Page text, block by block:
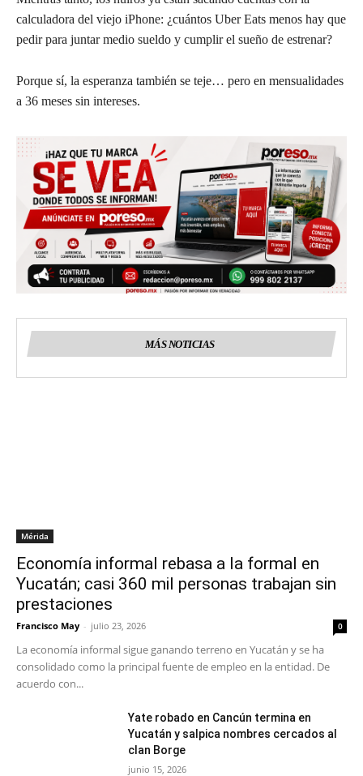
calculadora del viejo iPhone: ¿cuántos Uber Eats menos hay que
pedir para juntar medio sueldo y cumplir el sueño de estrenar?
Porque sí, la esperanza también se teje… pero en mensualidades
a 36 meses sin intereses.
MÁS NOTICIAS
Mérida
Economía informal rebasa a la formal en
Yucatán; casi 360 mil personas trabajan sin
prestaciones
Francisco May - julio 23, 2026 0
La economía informal sigue ganando terreno en Yucatán y se ha
consolidado como la principal fuente de empleo en la entidad. De
acuerdo con...
Yate robado en Cancún termina en
Yucatán y salpica nombres cercados al
clan Borge
junio 15, 2026